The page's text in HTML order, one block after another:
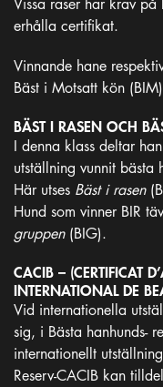
Vissa raser har krav på
erhålla certifikat.
Vinnande hane
Bäst i Motsatt kön
BÄST I RASEN OCH
I denna klass deltar
utställning vunnit bästa
Här utses Bäst i rasen
Hund som vinner BIR
gruppen(BIG).
CACIB – (CERTIFICAT
INTERNATIONAL DE
Vid internationella
sig, i Bästa hanhunds-
internationellt
Reserv-CACIB kan